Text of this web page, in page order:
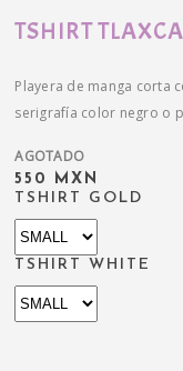
TSHIRT
Playera de manga corta
serigrafía color negro o
AGOTADO
550 MXN
TSHIRT GOLD
TSHIRT WHITE